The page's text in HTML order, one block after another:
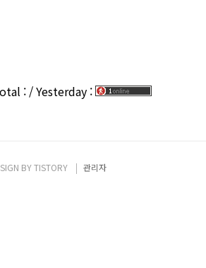
: / Yesterday :
BYTISTORY 관리자